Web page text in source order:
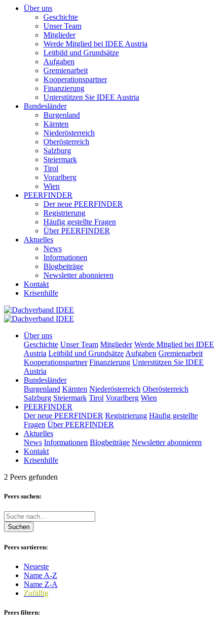
Über uns
Geschichte
Unser Team
Mitglieder
Werde Mitglied bei IDEE Austria
Leitbild und Grundsätze
Aufgaben
Gremienarbeit
Kooperationspartner
Finanzierung
Unterstützen Sie IDEE Austria
Bundesländer
Burgenland
Kärnten
Niederösterreich
Oberösterreich
Salzburg
Steiermark
Tirol
Vorarlberg
Wien
PEERFINDER
Der neue PEERFINDER
Registrierung
Häufig gestellte Fragen
Über PEERFINDER
Aktuelles
News
Informationen
Blogbeiträge
Newsletter abonnieren
Kontakt
Krisenhilfe
Über uns
Geschichte Unser Team Mitglieder Werde Mitglied bei IDEE
Austria Leitbild und Grundsätze Aufgaben Gremienarbeit
Kooperationspartner Finanzierung Unterstützen Sie IDEE
Austria
Bundesländer
Burgenland Kärnten Niederösterreich Oberösterreich
Salzburg Steiermark Tirol Vorarlberg Wien
PEERFINDER
Der neue PEERFINDER Registrierung Häufig gestellte
Fragen Über PEERFINDER
Aktuelles
News Informationen Blogbeiträge Newsletter abonnieren
Kontakt
Krisenhilfe
2 Peers gefunden
Peers suchen:
Suchen
Peers sortieren:
Neueste
Name A-Z
Name Z-A
Zufällig
Peers filtern: